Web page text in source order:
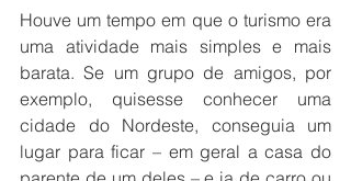
Houve um tempo em que o turismo era
uma atividade mais simples e mais
barata. Se um grupo de amigos, por
exemplo, quisesse conhecer uma
cidade do Nordeste, conseguia um
lugar para ficar – em geral a casa do